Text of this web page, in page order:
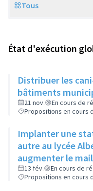
Scope
Tous
État d'exécution
Distribuer les
bâtiments
21 nov.
En cours de
Propositions en cours
Implanter une
autre au lycée
augmenter le
compenser le
notamment
13 fév.
En cours de
Propositions en cours